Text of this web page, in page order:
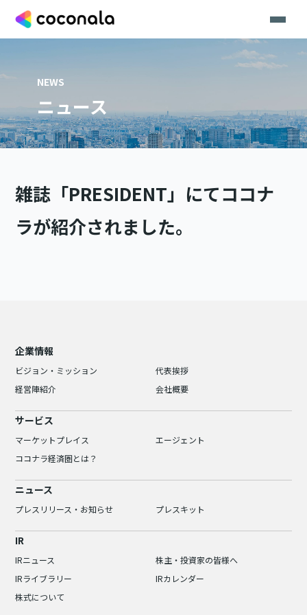
NEWS
ニュース
雑誌「PRESIDENT」にてココナ
ラが紹介されました。
企業情報
ビジョン・ミッション
代表挨拶
経営陣紹介
会社概要
サービス
マーケットプレイス
エージェント
ココナラ経済圏とは？
ニュース
プレスリリース・お知らせ プレスキット
IR
IRニュース
株主・投資家の皆様へ
IRライブラリー
IRカレンダー
株式について